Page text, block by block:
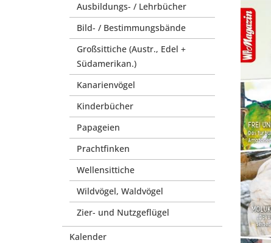
Ausbildungs- / Lehrbücher
Bild- / Bestimmungsbände
Großsittiche (Austr., Edel +
Südamerikan.)
Kanarienvögel
Kinderbücher
Papageien
Prachtfinken
Wellensittiche
Wildvögel, Waldvögel
Zier- und Nutzgeflügel
Kalender